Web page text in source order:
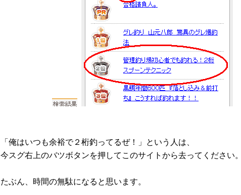
「俺はいつも余裕で２桁釣ってるぜ！」という人は、
今スグ右上のバツボタンを押してこのサイトから去ってください。
たぶん、時間の無駄になると思います。